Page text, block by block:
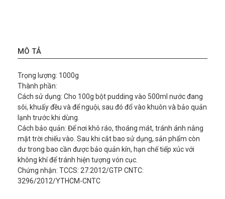
MÔ TẢ
Trọng lượng: 1000g
Thành phần:
Cách sử dụng: Cho 100g bột pudding vào 500ml nước đang
sôi, khuấy đều và để nguội, sau đó đổ vào khuôn và bảo quản
lạnh trước khi dùng.
Cách bảo quản: Để nơi khô ráo, thoáng mát, tránh ánh nắng
mặt trời chiếu vào. Sau khi cắt bao sử dụng, sản phẩm còn
dư trong bao cần được bảo quản kín, hạn chế tiếp xúc với
không khí để tránh hiện tượng vón cục.
Chứng nhận: TCCS: 27:2012/GTP CNTC:
3296/2012/YTHCM-CNTC